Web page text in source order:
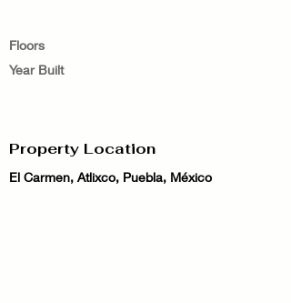
Floors
Year Built
Property Location
El Carmen, Atlixco, Puebla, México